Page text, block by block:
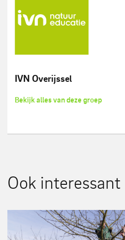
IVN Overijssel
Bekijk alles van deze groep
Ook interessant